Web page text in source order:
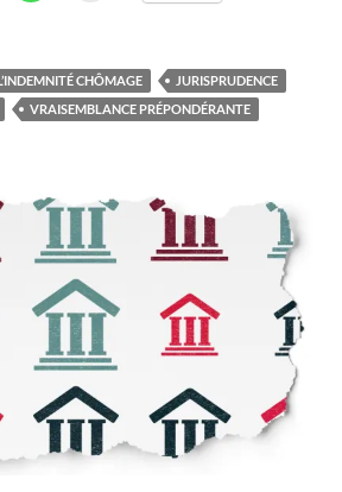
CHÔMAGE
JURISPRUDENCE
VRAISEMBLANCE PRÉPONDÉRANTE